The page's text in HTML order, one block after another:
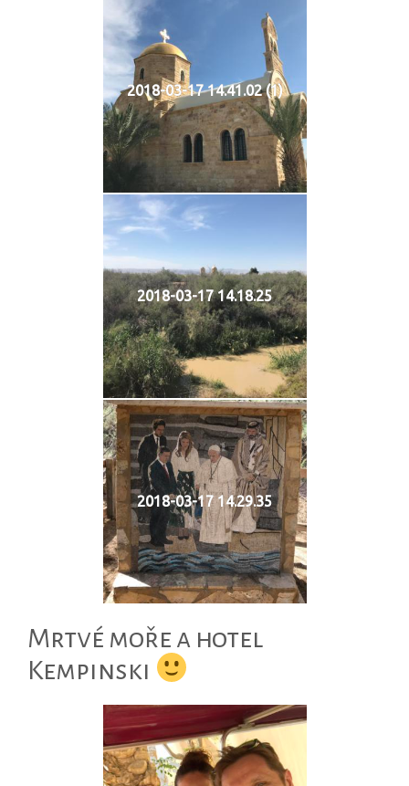
2018-03-17 14.41.02 (1)
2018-03-17 14.18.25
2018-03-17 14.29.35
Mrtvé moře a hotel
Kempinski